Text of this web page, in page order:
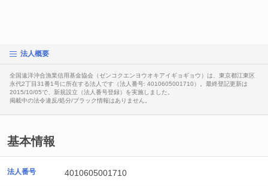
法人概要
全国遠洋沖合漁業信用基金協会（ゼンコクエンヨウオキアイギョギョウ）は、東京都江東区
永代2丁目31番1号に所在する法人です（法人番号: 4010605001710）。最終登記更新は
2015/10/05で、新規設立（法人番号登録）を実施しました。
掲載中の法令違反/処分/ブラック情報はありません。
基本情報
法人番号 4010605001710